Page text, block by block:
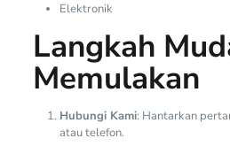
Elektronik
Langkah
Memulakan
Hubungi Kami: Hantarkan
atau telefon.